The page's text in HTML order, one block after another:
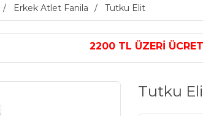
Erkek Atlet Fanila Tutku Elit
ÜCRETSİZ KARGO +
Tutku